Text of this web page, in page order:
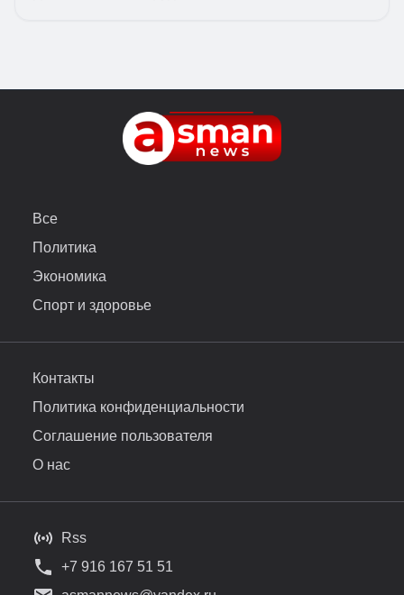
Все
Политика
Экономика
Спорт и здоровье
Контакты
Политика конфиденциальности
Соглашение пользователя
О нас
Rss
+7 916 167 51 51